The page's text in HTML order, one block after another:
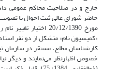
خارج و در صلاحیت محاکم عمومی
مورخ 20/12/1390
«کمیسیون نام» متشکل از دو نفر
کارشناسان مطلع، مستقر در سازمان
خصوص اظهارنظر می‌نمایند و دیگر